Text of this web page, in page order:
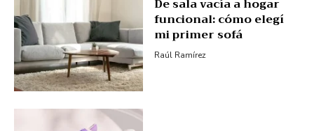
De sala vacía a hogar
funcional: cómo elegí
mi primer sofá
Raúl Ramírez